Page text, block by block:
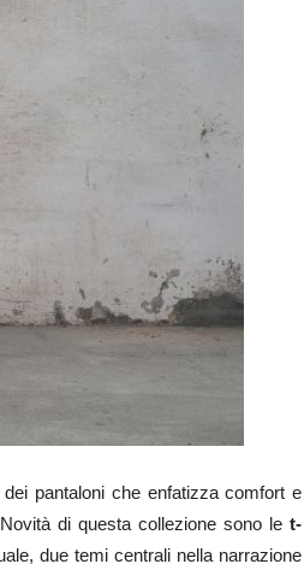
pantaloni che enfatizza comfort e
di questa collezione sono le t-
due temi centrali nella narrazione